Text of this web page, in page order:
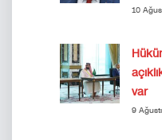
10
var
9